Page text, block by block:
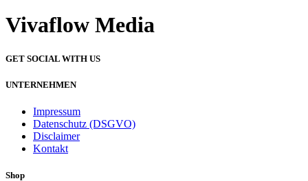
Vivaflow Media
GET SOCIAL WITH US
UNTERNEHMEN
Impressum
Datenschutz (DSGVO)
Disclaimer
Kontakt
Shop